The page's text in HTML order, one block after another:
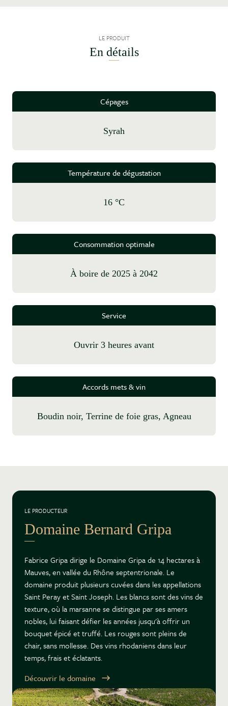
LE PRODUIT
En détails
Cépages
Syrah
Température de dégustation
16 °C
Consommation optimale
à boire de 2025 à 2042
Service
Ouvrir 3 heures avant
Accords mets & vin
Boudin noir, Terrine de foie gras, Agneau
LE PRODUCTEUR
Domaine Bernard Gripa
Fabrice Gripa dirige le Domaine Gripa de 14 hectares à
Mauves, en vallée du Rhône septentrionale. Le
domaine produit plusieurs cuvées dans les appellations
Saint Peray et Saint Joseph. Les blancs sont des vins de
texture, où la marsanne se distingue par ses amers
nobles, lui faisant défier les années jusqu'à offrir un
bouquet épicé et truffé. Les rouges sont pleins de
chair, sans mollesse. Des vins rhodaniens dans leur
temps, frais et éclatants.
Découvrir le domaine